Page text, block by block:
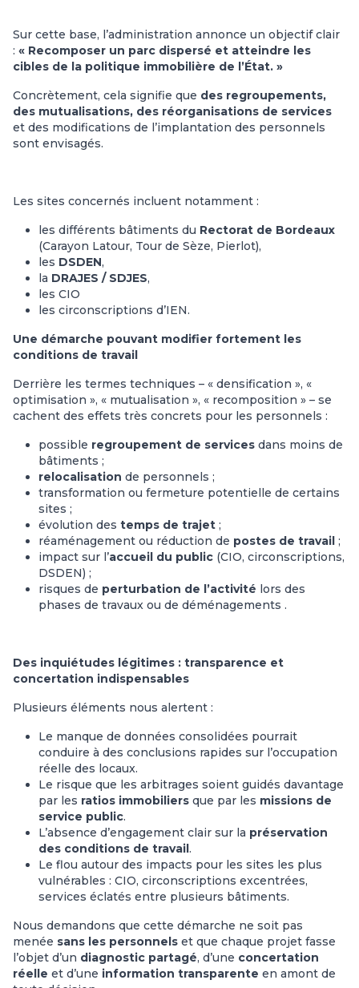
Sur cette base, l’administration annonce un objectif clair
: « Recomposer un parc dispersé et atteindre les
cibles de la politique immobilière de l’État. »
Concrètement, cela signifie que des regroupements,
des mutualisations, des réorganisations de services
et des modifications de l’implantation des personnels
sont envisagés.
Les sites concernés incluent notamment :
les différents bâtiments du Rectorat de Bordeaux
(Carayon Latour, Tour de Sèze, Pierlot),
les DSDEN,
la DRAJES / SDJES,
les CIO
les circonscriptions d’IEN.
Une démarche pouvant modifier fortement les
conditions de travail
Derrière les termes techniques – « densification », «
optimisation », « mutualisation », « recomposition » – se
cachent des effets très concrets pour les personnels :
possible regroupement de services dans moins de
bâtiments ;
relocalisation de personnels ;
transformation ou fermeture potentielle de certains
sites ;
évolution des temps de trajet ;
réaménagement ou réduction de postes de travail ;
impact sur l’accueil du public (CIO, circonscriptions,
DSDEN) ;
risques de perturbation de l’activité lors des
phases de travaux ou de déménagements .
Des inquiétudes légitimes : transparence et
concertation indispensables
Plusieurs éléments nous alertent :
Le manque de données consolidées pourrait
conduire à des conclusions rapides sur l’occupation
réelle des locaux.
Le risque que les arbitrages soient guidés davantage
par les ratios immobiliers que par les missions de
service public.
L’absence d’engagement clair sur la préservation
des conditions de travail.
Le flou autour des impacts pour les sites les plus
vulnérables : CIO, circonscriptions excentrées,
services éclatés entre plusieurs bâtiments.
Nous demandons que cette démarche ne soit pas
menée sans les personnels et que chaque projet fasse
l’objet d’un diagnostic partagé, d’une concertation
réelle et d’une information transparente en amont de